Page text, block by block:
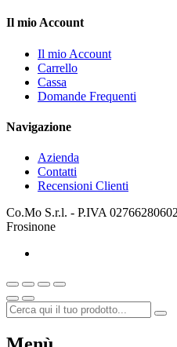
Il mio Account
Il mio Account
Carrello
Cassa
Domande Frequenti
Navigazione
Azienda
Contatti
Recensioni Clienti
Co.Mo S.r.l. - P.IVA
Frosinone